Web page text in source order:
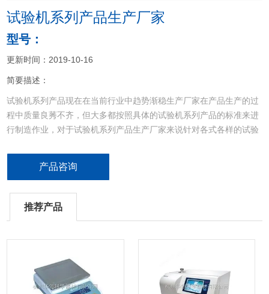
试验机系列产品生产厂家
型号：
更新时间：2019-10-16
简要描述：
试验机系列产品现在在当前行业中趋势渐稳生产厂家在产品生产的过
程中质量良莠不齐，但大多都按照具体的试验机系列产品的标准来进
行制造作业，对于试验机系列产品生产厂家来说针对各式各样的试验
产品咨询
推荐产品